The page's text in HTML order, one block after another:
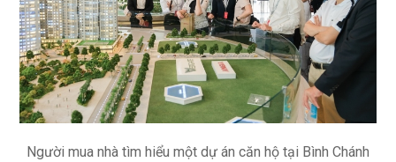
Người mua nhà tìm hiểu một dự án căn hộ tại Bình Chánh